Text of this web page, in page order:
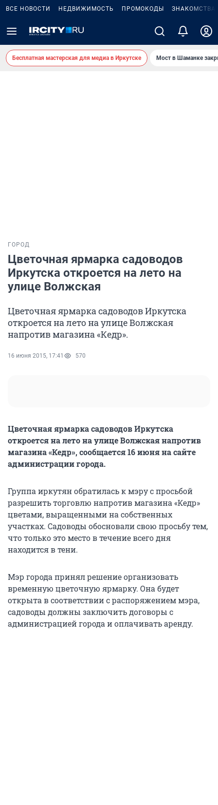
ВСЕ НОВОСТИ НЕДВИЖИМОСТЬ ПРОМОКОДЫ ЗНАКОМСТВА
Бесплатная мастерская для медиа в Иркутске Мост в Шаманке
ГОРОД
Цветочная ярмарка садоводов
Иркутска откроется на лето на
улице Волжская
Цветочная ярмарка садоводов Иркутска
откроется на лето на улице Волжская
напротив магазина «Кедр».
16 июня 2015, 17:41 570
Цветочная ярмарка садоводов Иркутска
откроется на лето на улице Волжская напротив
магазина «Кедр», сообщается 16 июня на сайте
администрации города.
Группа иркутян обратилась к мэру с просьбой
разрешить торговлю напротив магазина «Кедр»
цветами, выращенными на собственных
участках. Садоводы обосновали свою просьбу тем,
что только это место в течение всего дня
находится в тени.
Мэр города принял решение организовать
временную цветочную ярмарку. Она будет
открыта в соответствии с распоряжением мэра,
садоводы должны заключить договоры с
администрацией города и оплачивать аренду.